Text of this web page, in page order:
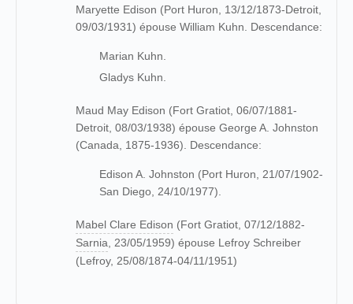
Maryette Edison (Port Huron, 13/12/1873-Detroit,
09/03/1931) épouse William Kuhn. Descendance:
Marian Kuhn.
Gladys Kuhn.
Maud May Edison (Fort Gratiot, 06/07/1881-
Detroit, 08/03/1938) épouse George A. Johnston
(Canada, 1875-1936). Descendance:
Edison A. Johnston (Port Huron, 21/07/1902-
San Diego, 24/10/1977).
Mabel Clare Edison (Fort Gratiot, 07/12/1882-
Sarnia , 23/05/1959) épouse Lefroy Schreiber
(Lefroy, 25/08/1874-04/11/1951)